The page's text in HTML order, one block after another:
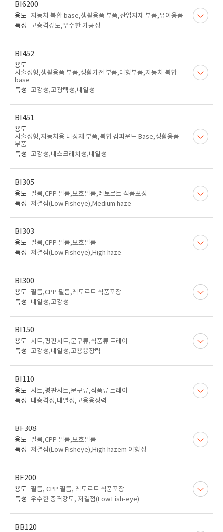
BI6200
용도
자동차 복합 base,생활용품 부품,산업자재 부품,유아용품
특성 고충격강도,우수한 가공성
BI452
용도
사출성형,생활용품 부품,생활가전 부품,대형부품,자동차 복합
base
특성 고강성,고광택성,내열성
BI451
용도
사출성형,자동차용 내장재 부품,복합 컴파운드 Base,생활용품
부품
특성 고강성,내스크래치성,내열성
BI305
용도 필름,CPP 필름,보호필름,레토르트 식품포장
특성
저결점(Low Fisheye),Medium haze
BI303
용도 필름,CPP 필름,보호필름
특성
저결점(Low Fisheye),High haze
BI300
용도 필름,CPP 필름,레토르트 식품포장
특성
내열성,고강성
BI150
용도
시트,평판시트,문구류,식품류 트레이
특성 고강성,내열성,고용융장력
BI110
용도
시트,평판시트,문구류,식품류 트레이
특성
내충격성,내열성,고용융장력
BF308
용도 필름,CPP 필름,보호필름
특성
저결점(Low Fisheye),High hazem 이형성
BF200
용도 필름, CPP 필름, 레토르트 식품포장
특성 우수한 충격강도, 저결점(Low Fish-eye)
BB120